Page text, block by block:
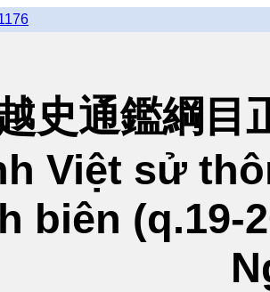
史通鑑綱目
Việt sử
biên (q.19-